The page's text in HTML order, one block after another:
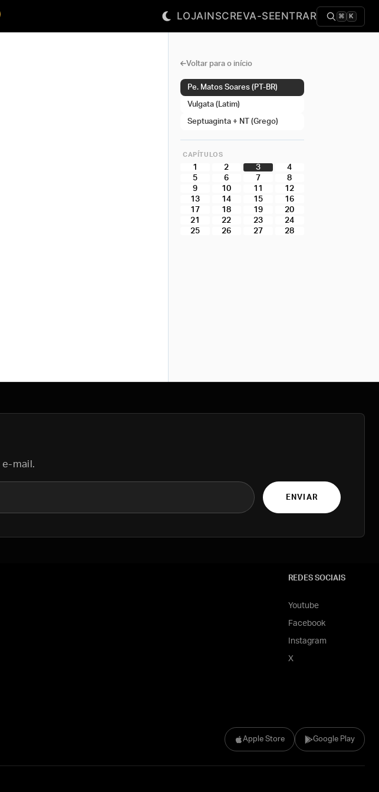
LOJAINSCREVA-SEENTRAR ⌘ K
Voltar para o início
Pe. Matos Soares (PT-BR)
Vulgata (Latim)
Septuaginta + NT (Grego)
CAPÍTULOS
1 2 3
4
5
6 7
8
9
10 11
12
13
14 15
16
17
18 19
20
21
22 23
24
25
26 27 28
mail.
ENVIAR
Apple Store Google Play
REDES SOCIAIS
Youtube
Facebook
Instagram
X